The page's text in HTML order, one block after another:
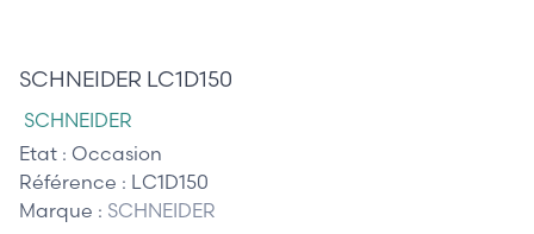
SCHNEIDER LC1D150
SCHNEIDER
Etat : Occasion
Référence : LC1D150
Marque : SCHNEIDER